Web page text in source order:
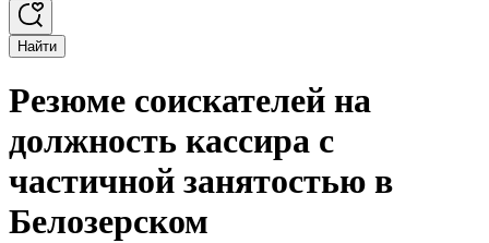
Найти
Резюме соискателей на
должность кассира с
частичной занятостью в
Белозерском